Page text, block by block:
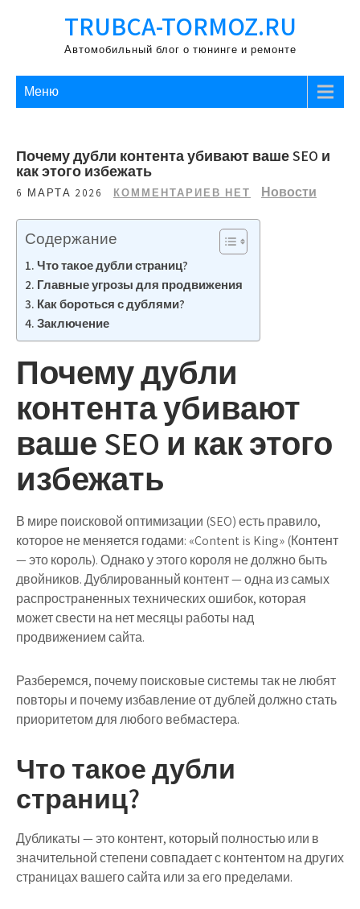
содержимому
TRUBCA-TORMOZ.RU
Автомобильный блог о тюнинге и ремонте
Меню
Почему дубли контента убивают ваше SEO и
как этого избежать
6 МАРТА 2026 КОММЕНТАРИЕВ НЕТ Новости
Содержание
Что такое дубли страниц?
Главные угрозы для продвижения
Как бороться с дублями?
Заключение
Почему дубли
контента убивают
ваше SEO и как этого
избежать
В мире поисковой оптимизации (SEO) есть правило,
которое не меняется годами: «Content is King» (Контент
— это король). Однако у этого короля не должно быть
двойников. Дублированный контент — одна из самых
распространенных технических ошибок, которая
может свести на нет месяцы работы над
продвижением сайта.
Разберемся, почему поисковые системы так не любят
повторы и почему избавление от дублей должно стать
приоритетом для любого вебмастера.
Что такое дубли
страниц?
Дубликаты — это контент, который полностью или в
значительной степени совпадает с контентом на других
страницах вашего сайта или за его пределами.